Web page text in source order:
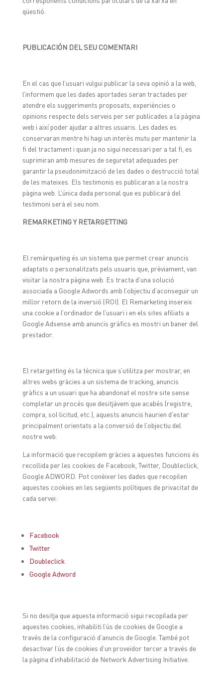
qüestió.
PUBLICACIÓN DEL SEU COMENTARI
En el cas que l’usuari vulgui publicar la seva opinió a la web,
l’informem que les dades aportades seran tractades per
atendre els suggeriments proposats, experiències o
opinions respecte dels serveis per ser publicades a la pàgina
web i així poder ajudar a altres usuaris. Les dades es
conservaran mentre hi hagi un interès mutu per mantenir la
fi del tractament i quan ja no sigui necessari per a tal fi, es
suprimiran amb mesures de seguretat adequades per
garantir la pseudonimització de les dades o destrucció total
de les mateixes. Els testimonis es publicaran a la nostra
pàgina web. L’única dada personal que es publicarà del
testimoni serà el seu nom.
REMARKETING Y RETARGETTING
El remàrqueting és un sistema que permet crear anuncis
adaptats o personalitzats pels usuaris que, prèviament, van
visitar la nostra pàgina web. Es tracta d’una solució
associada a Google Adwords amb l’objectiu d’aconseguir un
millor retorn de la inversió (ROI). El Remarketing insereix
una cookie a l’ordinador de l’usuari i en els sites afiliats a
Google Adsense amb anuncis gràfics es mostri un baner del
prestador.
El retargetting és la tècnica que s’utilitza per mostrar, en
altres webs gràcies a un sistema de tracking, anuncis
gràfics a un usuari que ha abandonat el nostre site sense
completar un procés que desitjàvem que acabés (registre,
compra, sol·licitud, etc.), aquests anuncis haurien d’estar
principalment orientats a la conversió de l’objectiu del
nostre web.
La informació que recopilem gràcies a aquestes funcions és
recollida per les cookies de Facebook, Twitter, Doubleclick,
Google ADWORD. Pot conèixer les dades que recopilen
aquestes cookies en les següents polítiques de privacitat de
cada servei:
Facebook
Twitter
Doubleclick
Google Adword
Si no desitja que aquesta informació sigui recopilada per
aquestes cookies, inhabiliti l’ús de cookies de Google a
través de la configuració d’anuncis de Google. També pot
desactivar l’ús de cookies d’un proveïdor tercer a través de
la pàgina d’inhabilitació de Network Advertising Initiative.